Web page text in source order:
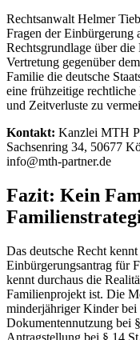
Rechtsanwalt Helmer
Fragen der Einbürgerung
Rechtsgrundlage über
Vertretung gegenüber
Familie die deutsche
eine frühzeitige rechtliche
und Zeitverluste zu
Kontakt: Kanzlei MTH
Sachsenring 34, 50677
info@mth-partner.de
Fazit: Kein
Das deutsche Recht
Einbürgerungsantrag für
kennt durchaus die
Familienprojekt ist. Die
minderjähriger Kinder
Dokumentennutzung bei